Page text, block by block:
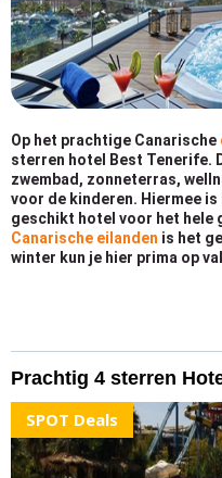
Op het prachtige Canarische
sterren hotel Best Tenerife.
zwembad, zonneterras,
voor de kinderen. Hiermee
geschikt hotel voor het hele
Canarische eilanden is het
winter kun je hier prima op
Prachtig 4 sterren
SPOT Deals